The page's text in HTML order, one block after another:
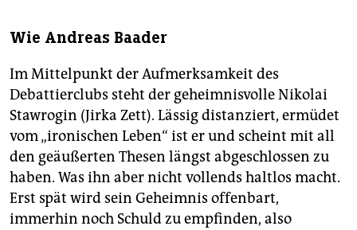
Wie Andreas Baader
Im Mittelpunkt der Aufmerksamkeit des
Debattierclubs steht der geheimnisvolle Nikolai
Stawrogin (Jirka Zett). Lässig distanziert, ermüdet
vom „ironischen Leben“ ist er und scheint mit all
den geäußerten Thesen längst abgeschlossen zu
haben. Was ihn aber nicht vollends haltlos macht.
Erst spät wird sein Geheimnis offenbart,
immerhin noch Schuld zu empfinden, also